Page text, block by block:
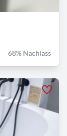
68% Nachlass